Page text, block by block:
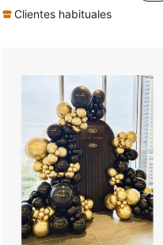
Clientes habituales